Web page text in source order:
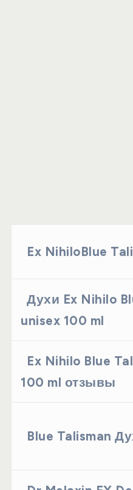
Ex NihiloBlue
Духи Ex Nihilo
unisex 100 ml
Ex Nihilo Blue
100 ml отзывы
Blue Talisman